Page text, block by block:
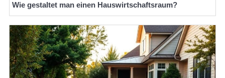
Wie gestaltet man einen Hauswirtschaftsraum?